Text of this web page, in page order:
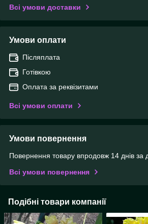
Всі умови доставки
Умови оплати
Післяплата
Готівкою
Оплата за реквізитами
Всі умови оплати
Умови повернення
Повернення товару впродовж 14 днів за
Всі умови повернення
Подібні товари компанії